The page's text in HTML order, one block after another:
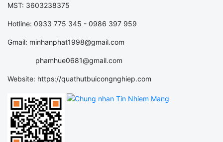
MST: 3603238375
Hotline: 0933 775 345 - 0986 397 959
Gmail: minhanphat1998@gmail.com
phamhue0681@gmail.com
Website: https://quathutbuicongnghiep.com